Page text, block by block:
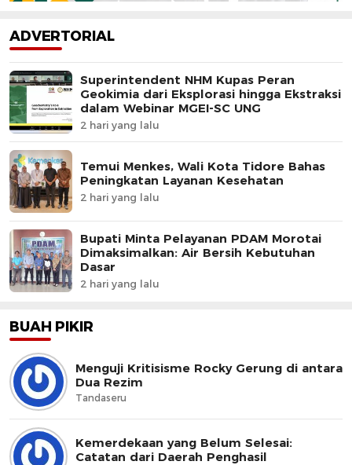
ADVERTORIAL
Superintendent NHM Kupas Peran
Geokimia dari Eksplorasi hingga Ekstraksi
dalam Webinar MGEI-SC UNG
2 hari yang lalu
Temui Menkes, Wali Kota Tidore Bahas
Peningkatan Layanan Kesehatan
2 hari yang lalu
Bupati Minta Pelayanan PDAM Morotai
Dimaksimalkan: Air Bersih Kebutuhan
Dasar
2 hari yang lalu
BUAH PIKIR
Menguji Kritisisme Rocky Gerung di antara
Dua Rezim
Tandaseru
Kemerdekaan yang Belum Selesai:
Catatan dari Daerah Penghasil